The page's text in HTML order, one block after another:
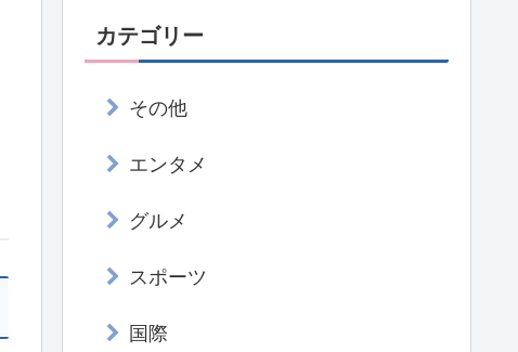
カテゴリー
その他
エンタメ
グルメ
スポーツ
国際